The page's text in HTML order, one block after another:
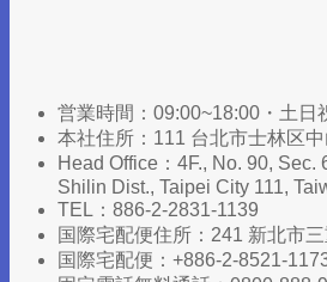
営業時間：09:00~18:00・土日
本社住所：111 台北市士林区
Head Office：4F., No. 90, Sec.
Shilin Dist., Taipei City 111,
TEL：886-2-2831-1139
国際宅配便住所：241 新北市
国際宅配便：+886-2-8521-